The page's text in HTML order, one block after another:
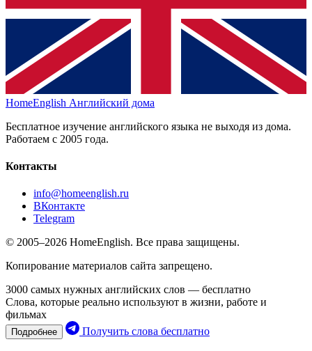
HomeEnglish Английский дома
Бесплатное изучение английского языка не выходя из дома.
Работаем с 2005 года.
Контакты
info@homeenglish.ru
ВКонтакте
Telegram
© 2005–2026 HomeEnglish. Все права защищены.
Копирование материалов сайта запрещено.
3000 самых нужных английских слов — бесплатно
Слова, которые реально используют в жизни, работе и
фильмах
Подробнее Получить слова бесплатно